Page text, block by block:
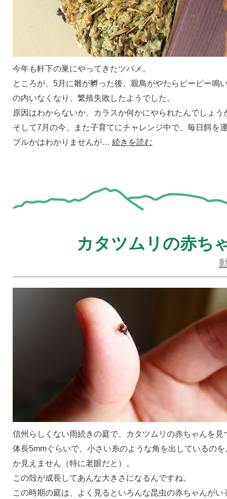
今年も軒下の巣にやってきたツバメ。
ところが、5月に雛が孵った後、親鳥がやたらピーピー鳴
の内いなくなり、繁殖失敗したようでした。
原因はわからないか、カラスか何かにやられたんでしょう
そして7月の今、また子育てにチャレンジ中で、毎日餌を
プルかはわかりませんが…続きを読む
カタツムリの赤ち
信州らしくない雨続きの庭で、カタツムリの赤ちゃんを見
体長5mmぐらいで、小さい糸のような角を出しているの
か見えません（特に老眼だと）。
この殻が成長してあんな大きさになるんですね。
この時期の庭は、よく見るといろんな昆虫の赤ちゃんがい